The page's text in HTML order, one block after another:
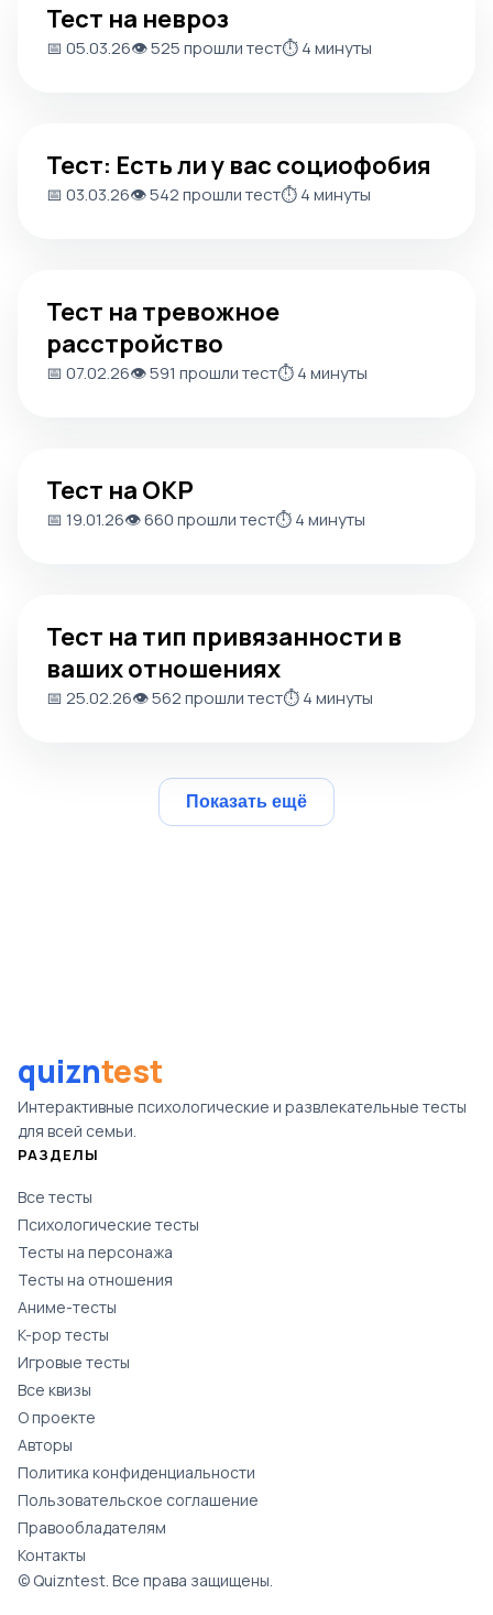
Тест на невроз
📅 05.03.26👁️ 525 прошли тест⏱️ 4 минуты
Тест: Есть ли у вас социофобия
📅 03.03.26👁️ 542 прошли тест⏱️ 4 минуты
Тест на тревожное
расстройство
📅 07.02.26👁️ 591 прошли тест⏱️ 4 минуты
Тест на ОКР
📅 19.01.26👁️ 660 прошли тест⏱️ 4 минуты
Тест на тип привязанности в
ваших отношениях
📅 25.02.26👁️ 562 прошли тест⏱️ 4 минуты
Показать ещё
quizntest
Интерактивные психологические и развлекательные тесты
для всей семьи.
РАЗДЕЛЫ
Все тесты
Психологические тесты
Тесты на персонажа
Тесты на отношения
Аниме-тесты
K-pop тесты
Игровые тесты
Все квизы
О проекте
Авторы
Политика конфиденциальности
Пользовательское соглашение
Правообладателям
Контакты
© Quizntest. Все права защищены.